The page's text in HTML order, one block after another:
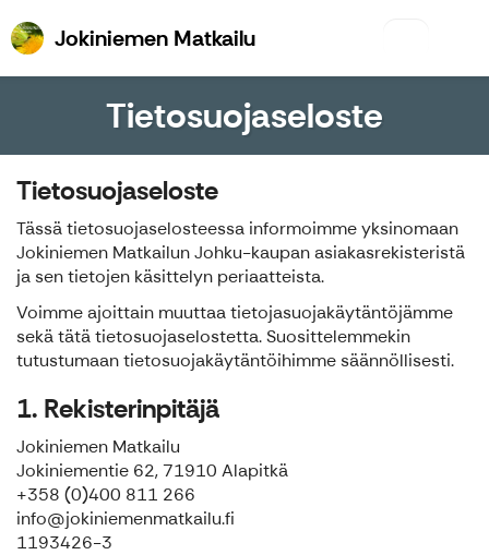
Jokiniemen MatkailuJokiniemen Matkailu
Tietosuojaseloste
Tietosuojaseloste
Tässä tietosuojaselosteessa informoimme yksinomaan
Jokiniemen Matkailun Johku-kaupan asiakasrekisteristä
ja sen tietojen käsittelyn periaatteista.
Voimme ajoittain muuttaa tietojasuojakäytäntöjämme
sekä tätä tietosuojaselostetta. Suosittelemmekin
tutustumaan tietosuojakäytäntöihimme säännöllisesti.
1. Rekisterinpitäjä
Jokiniemen Matkailu
Jokiniementie 62, 71910 Alapitkä
+358 (0)400 811 266
info@jokiniemenmatkailu.fi
1193426-3